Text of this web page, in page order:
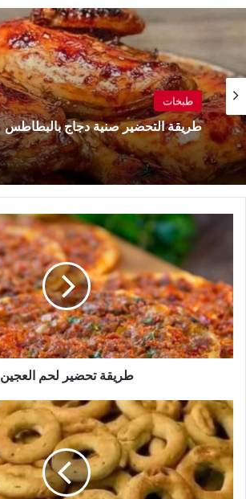
طبخات
طريقة التحضير صنية دجاج بالبطاطس
طريقة تحضير لحم العجين
طريقة
التحضير
كعك
العيد
بزيت
الزيتون